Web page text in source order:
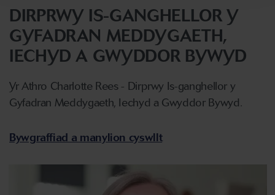
DIRPRWY IS-GANGHELLOR Y
GYFADRAN MEDDYGAETH,
IECHYD A GWYDDOR BYWYD
Yr Athro Charlotte Rees - Dirprwy Is-ganghellor y
Gyfadran Meddygaeth, Iechyd a Gwyddor Bywyd.
Bywgraffiad a manylion cyswllt